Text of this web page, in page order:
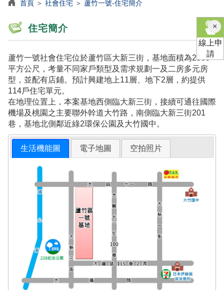
首頁 ＞ 社會住宅 ＞ 蘆竹一號-住宅簡介
住宅簡介
蘆竹一號社會住宅位於蘆竹區大新三街，基地面積為2509
平方公尺，考量不同家戶類型及需求規劃一及二房多元房
型，並配有店鋪。預計興建地上11層、地下2層，約提供
114戶住宅單元。
在地理位置上，本案基地西側臨大新三街，接續可通往國際
機場及桃園之主要聯外幹道大竹路，南側臨大新三街201
巷，基地北側鄰近綠2環保公園及大竹國中。
生活機能圖 電子地圖 空拍照片
×關
閉
線上申
請